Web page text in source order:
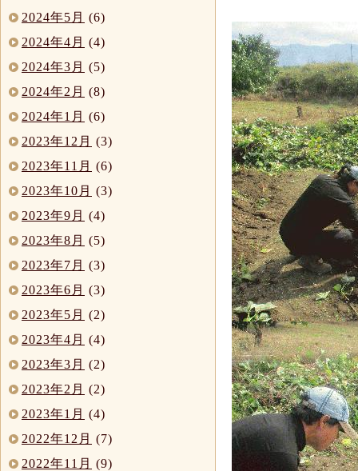
2024年5月 (6)
2024年4月 (4)
2024年3月 (5)
2024年2月 (8)
2024年1月 (6)
2023年12月 (3)
2023年11月 (6)
2023年10月 (3)
2023年9月 (4)
2023年8月 (5)
2023年7月 (3)
2023年6月 (3)
2023年5月 (2)
2023年4月 (4)
2023年3月 (2)
2023年2月 (2)
2023年1月 (4)
2022年12月 (7)
2022年11月 (9)